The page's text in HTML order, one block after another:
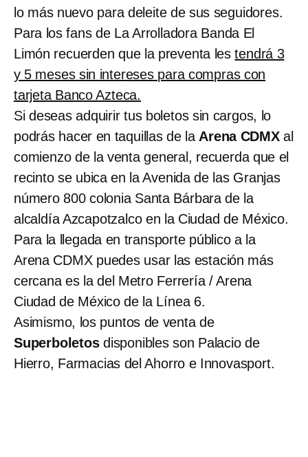
lo más nuevo para deleite de sus seguidores.
Para los fans de La Arrolladora Banda El
Limón recuerden que la preventa lestendrá 3
y 5 meses sin intereses para compras con
tarjeta Banco Azteca.
Si deseas adquirir tus boletos sin cargos, lo
podrás hacer en taquillas de la Arena CDMXal
comienzo de la venta general, recuerda que el
recinto se ubica en la Avenida de las Granjas
número 800 colonia Santa Bárbara de la
alcaldía Azcapotzalco en la Ciudad de México.
Para la llegada en transporte público a la
Arena CDMX puedes usar las estación más
cercana es la del Metro Ferrería / Arena
Ciudad de México de la Línea 6.
Asimismo, los puntos de venta de
Superboletosdisponibles son Palacio de
Hierro, Farmacias del Ahorro e Innovasport.